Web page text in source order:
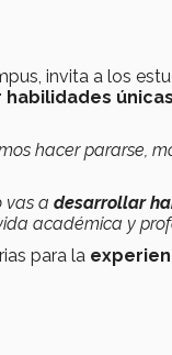
invita a los
únicas
hacer pararse,
vas a desarrollar
académica y
para la